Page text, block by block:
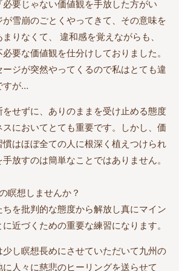
要じゃない価値観を手放した方がい
雪崩のごとくやってきて、その意味を
りなくて、 違和感を覚えながらも、
要な価値観を仕分けしておりました。
ージが突然やってくるので私はとても違
すが…
せずに、ありのままを受け止める態度
においてとても重要です。しかし、価
はほぼ全ての人に根深く植えつけられ
放すのは簡単なことではありません。
瞑想しませんか？
を批判的な態度から解放し真にマイン
近づくための重要な練習になります。
し瞑想長めにさせていただいて九州の
人々に慈悲のヒーリングを送らせて